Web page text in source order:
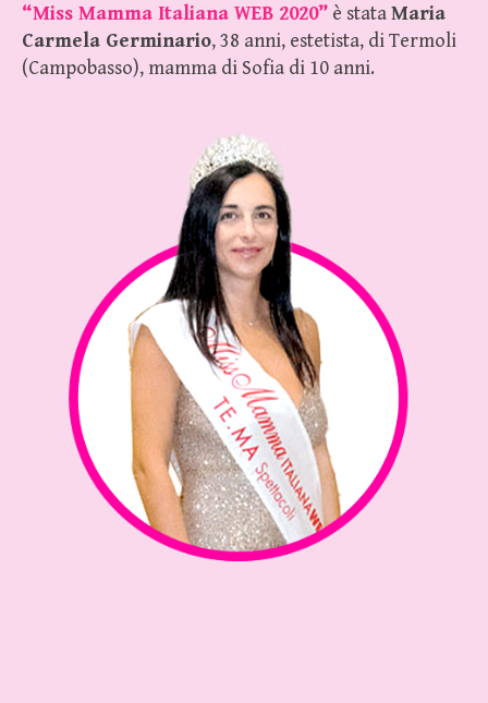
“Miss Mamma Italiana WEB 2020” è stataMaria
Carmela Germinario, 38 anni, estetista, di Termoli
(Campobasso), mamma di Sofia di 10 anni.